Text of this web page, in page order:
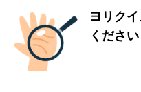
ヨリク
くださ